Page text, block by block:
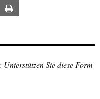
Sie diese Form